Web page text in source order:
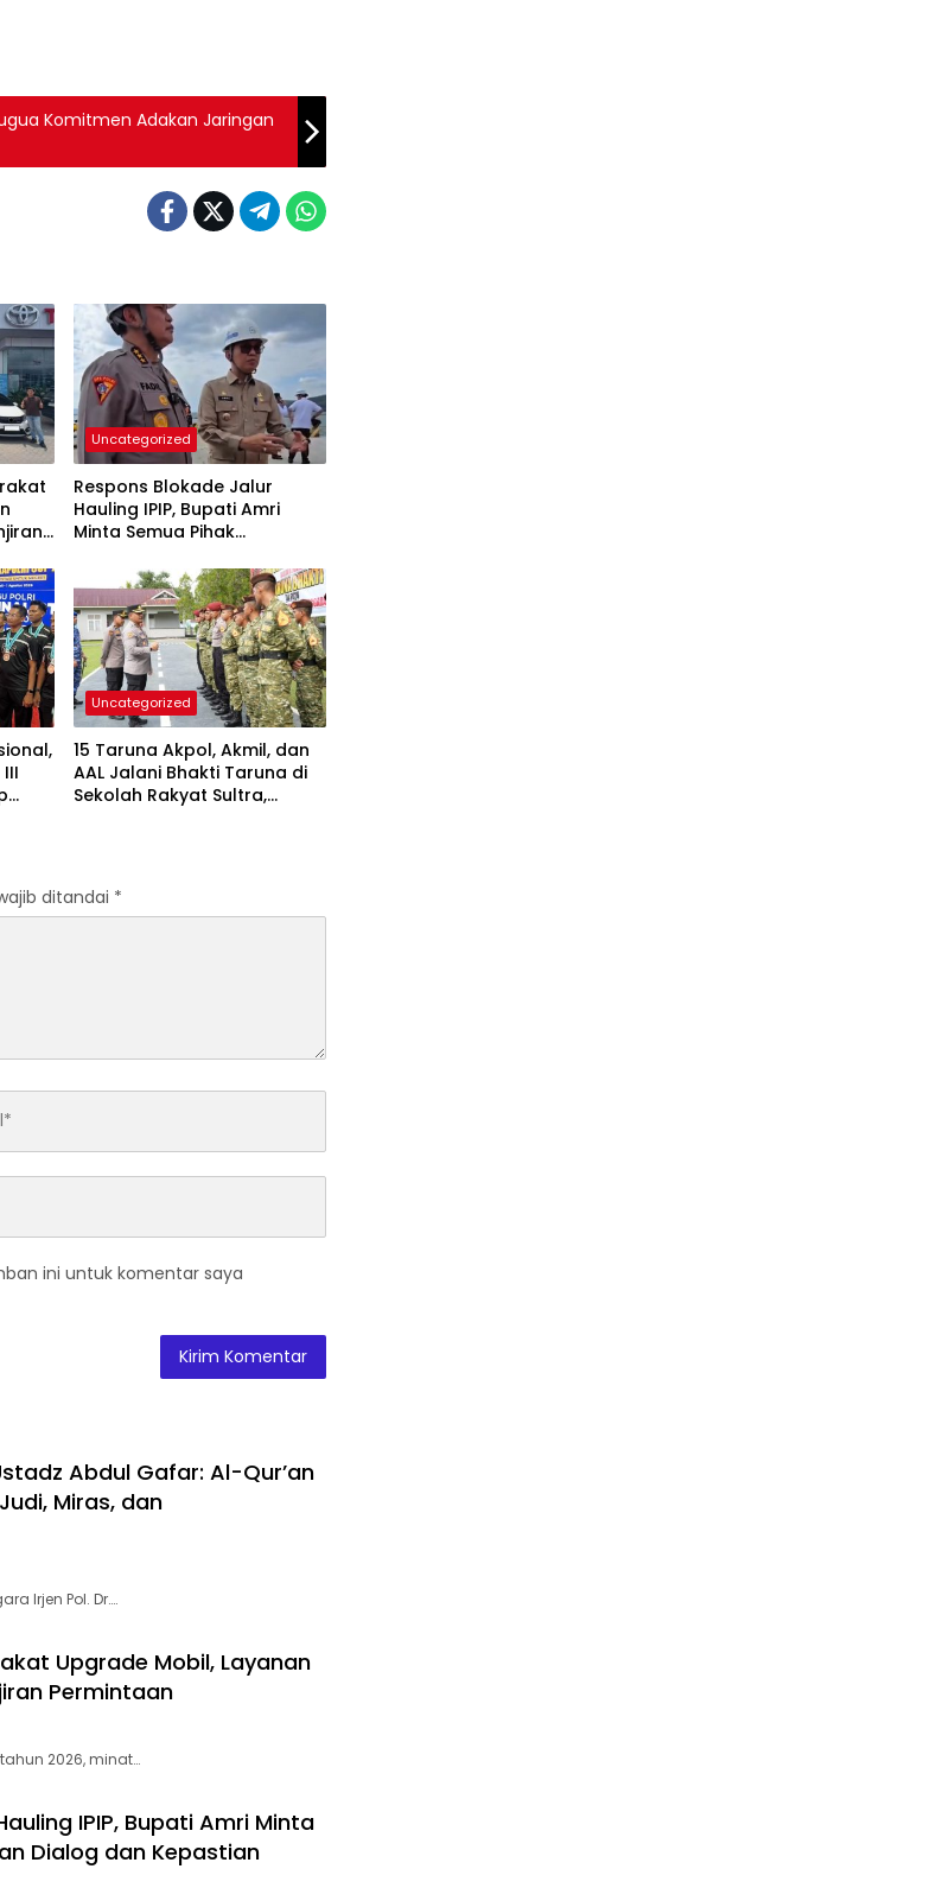
Komitmen Adakan Jaringan
Uncategorized
Respons Blokade Jalur
Hauling IPIP, Bupati Amri
Minta Semua Pihak
Kepastian Hukum
Uncategorized
15 Taruna Akpol, Akmil, dan
AAL Jalani Bhakti Taruna di
Sekolah Rakyat Sultra,
ditandai *
ini untuk komentar saya
Abdul Gafar: Al-Qur’an
Miras, dan
Irjen Pol. Dr….
Upgrade Mobil, Layanan
Permintaan
tahun 2026, minat…
IPIP, Bupati Amri Minta
Dialog dan Kepastian